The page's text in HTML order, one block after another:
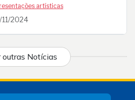
artísticas
2024
outras Notícias